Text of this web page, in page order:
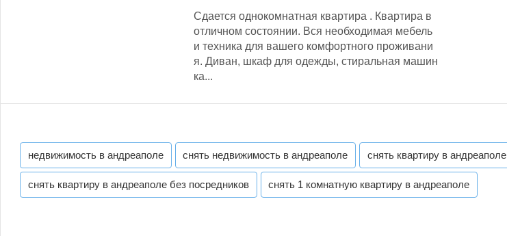
Сдается однокомнатная квартира . Квартира в
отличном состоянии. Вся необходимая мебель
и техника для вашего комфортного проживани
я. Диван, шкаф для одежды, стиральная машин
ка...
недвижимость в андреаполе снять недвижимость в андреаполе снять квартиру в андреаполе
снять квартиру в андреаполе без посредников снять 1 комнатную квартиру в андреаполе